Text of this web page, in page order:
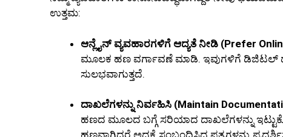
ಉತ್ತಮ:
ಆನ್ಲೈನ್ ವ್ಯವಹಾರಗಳಿಗೆ ಆದ್ಯತೆ ನೀಡಿ (Prefer
ಮೂಲಕ ಹಣ ವರ್ಗಾವಣೆ ಮಾಡಿ. ಇವುಗಳಿಗೆ ಡಿಜಿಟಲ್
ಸುಲಭವಾಗುತ್ತದೆ.
ದಾಖಲೆಗಳನ್ನು ನಿರ್ವಹಿಸಿ (Maintain
ಹಣದ ಮೂಲದ ಬಗ್ಗೆ ಸರಿಯಾದ ದಾಖಲೆಗಳನ್ನು